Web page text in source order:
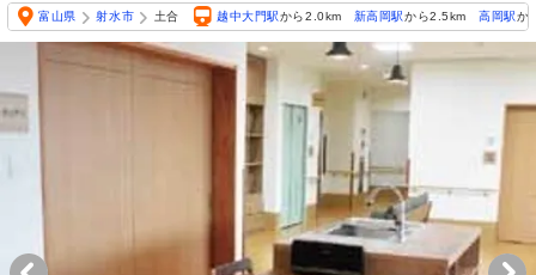
富山県 射水市 土合 越中大門駅から2.0km 新高岡駅から2.5km 高岡駅か